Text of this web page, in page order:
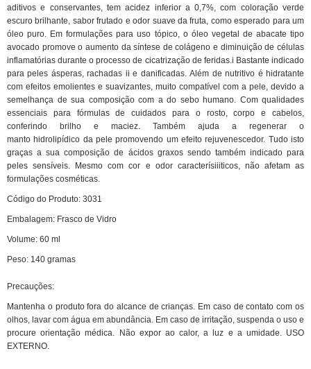
aditivos e conservantes, tem acidez inferior a 0,7%, com coloração verde
escuro brilhante, sabor frutado e odor suave da fruta, como esperado para um
óleo puro
Em formulações para uso tópico, o óleo vegetal de abacate tipo
avocado promove o aumento da síntese de colágenoe diminuição de células
inflamatórias durante o processo de cicatrização de feridas. i Bastante indicado
para peles ásperas,rachadas ii e danificadas.Além de nutritivo é hidratante
com efeitos emolientes e suavizantes , muito compatível com a pele, devido a
semelhança de sua composição com a do sebo humano. Com qualidades
essenciais para fórmulas de cuidados para o rosto, corpo e cabelos,
conferindo brilho e maciez. Também ajuda a regenerar o
mantohidrolipídico da pele promovendo um efeito rejuvenescedor. Tudo isto
graças a sua composição de ácidos graxos sendo também indicado para
peles sensíveis. Mesmo com cor e odor caracterísiiiticos, não afetam as
formulações cosméticas.
Código do Produto: 3031
Embalagem: Frasco de Vidro
Volume: 60 ml
Peso: 1 40 gramas
Precauções:
Mantenha o produto fora do alcance de crianças. Em caso de contato com os
olhos, lavar com água em abundância. Em caso de irritação, suspenda o uso e
procure orientação médica. Não expor ao calor, a luz e a umidade. USO
EXTERNO.